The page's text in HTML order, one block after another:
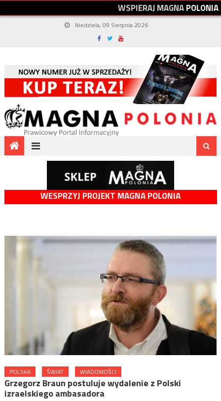
WSPIERAJMAGNAPOLONIA
Niedziela, 09 Sierpnia 2026
WESPRZYJ PROJEKT MAGNA POLONIA
POLSKA ŚWIAT WIADOMOŚCI
Grzegorz Braun postuluje wydalenie z Polski
izraelskiego ambasadora